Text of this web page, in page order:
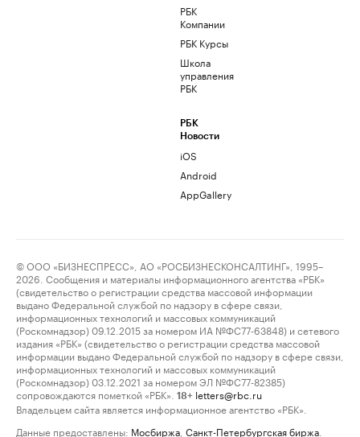
РБК
Компании
РБК Курсы
Школа
управления
РБК
РБК
Новости
iOS
Android
AppGallery
© ООО «БИЗНЕСПРЕСС», АО «РОСБИЗНЕСКОНСАЛТИНГ», 1995–
2026. Сообщения и материалы информационного агентства «РБК»
(свидетельство о регистрации средства массовой информации
выдано Федеральной службой по надзору в сфере связи,
информационных технологий и массовых коммуникаций
(Роскомнадзор) 09.12.2015 за номером ИА №ФС77-63848) и сетевого
издания «РБК» (свидетельство о регистрации средства массовой
информации выдано Федеральной службой по надзору в сфере связи,
информационных технологий и массовых коммуникаций
(Роскомнадзор) 03.12.2021 за номером ЭЛ №ФС77-82385)
сопровождаются пометкой «РБК».
18+ letters@rbc.ru
Владельцем сайта является информационное агентство «РБК».
Данные предоставлены: Мосбиржа Санкт-Петербургская биржа